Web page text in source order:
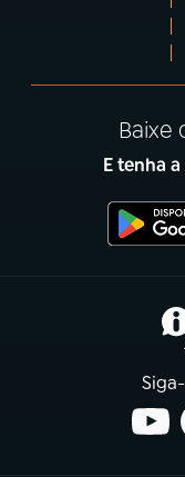
Baixe
E tenha